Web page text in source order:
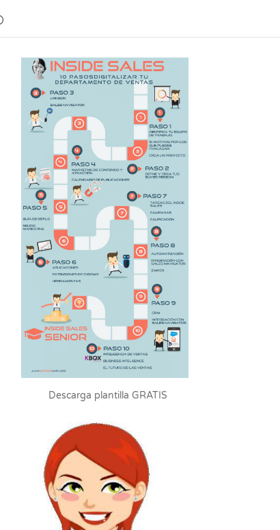
Descarga plantilla GRATIS